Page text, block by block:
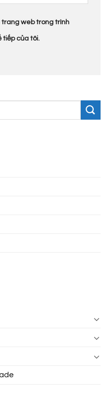
trang web trong trình
tiếp của tôi.